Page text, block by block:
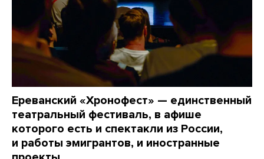
Ереванский «Хронофест» — единственный
театральный фестиваль, в афише
которого есть и спектакли из России,
и работы эмигрантов, и иностранные